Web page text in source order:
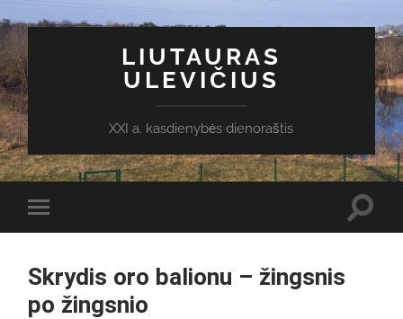
LIUTAURAS
ULEVIČIUS
XXI a. kasdienybės dienoraštis
Toggle
mobile
Skrydis oro balionu – žingsnis
po žingsnio